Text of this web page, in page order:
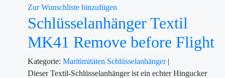
Zur Wunschliste hinzufügen
Schlüsselanhänger Textil
MK41 Remove before Flight
Kategorie: Maritimitäten Schlüsselanhänger |
Dieser Textil-Schlüsselanhänger ist ein echter Hingucker